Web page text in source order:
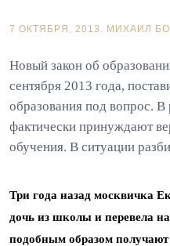
7 ОКТЯБРЯ, 2013. МИХАИЛ
Новый закон об
сентября 2013 года,
образования под вопрос.
фактически принуждают
обучения. В ситуации
Три года назад москвичка
дочь из школы и перевела
подобным образом получают